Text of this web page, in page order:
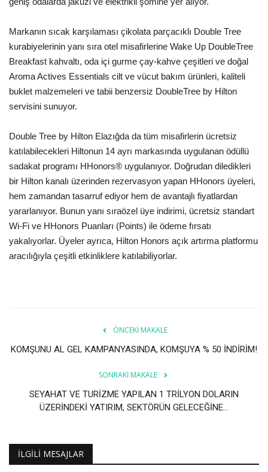
Markanın sıcak karşılaması çikolata parçacıklı Double Tree
kurabiyelerinin yanı sıra otel misafirlerine Wake Up DoubleTree
Breakfast kahvaltı, oda içi gurme çay-kahve çeşitleri ve doğal
Aroma Actives Essentials cilt ve vücut bakım ürünleri, kaliteli
buklet malzemeleri ve tabii benzersiz DoubleTree by Hilton
servisini sunuyor.
Double Tree by Hilton Elazığda da tüm misafirlerin ücretsiz
katılabilecekleri Hiltonun 14 ayrı markasında uygulanan ödüllü
sadakat programı HHonors® uygulanıyor. Doğrudan diledikleri
bir Hilton kanalı üzerinden rezervasyon yapan HHonors üyeleri,
hem zamandan tasarruf ediyor hem de avantajlı fiyatlardan
yararlanıyor. Bunun yanı sıraözel üye indirimi, ücretsiz standart
Wi-Fi ve HHonors Puanları (Points) ile ödeme fırsatı
yakalıyorlar. Üyeler ayrıca, Hilton Honors açık artırma platformu
aracılığıyla çeşitli etkinliklere katılabiliyorlar.
ÖNCEKI MAKALE
KOMŞUNU AL GEL KAMPANYASINDA, KOMŞUYA % 50 İNDİRİM!
SONRAKI MAKALE
SEYAHAT VE TURİZME YAPILAN 1 TRİLYON DOLARIN
ÜZERİNDEKİ YATIRIM, SEKTÖRÜN GELECEĞİNE...
İLGILI MESAJLAR